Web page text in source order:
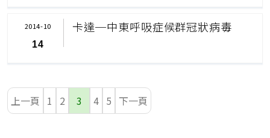
卡達─中東呼吸症候群冠狀病毒
2014-10
14
上一頁 1 2 3 4 5 下一頁